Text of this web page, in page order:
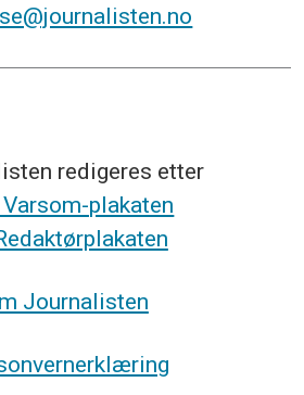
redigeres etter
plakaten
Journalisten